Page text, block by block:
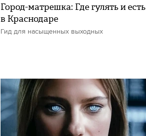
Город-матрешка: Где гулять и есть
в Краснодаре
Гид для насыщенных выходных